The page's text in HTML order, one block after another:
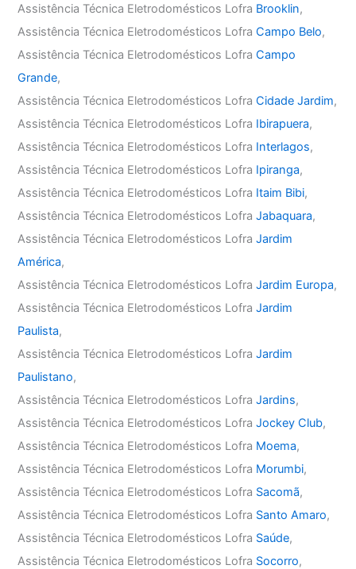
Assistência Técnica Eletrodomésticos Lofra Brooklin,
Assistência Técnica Eletrodomésticos LofraCampo Belo,
Assistência Técnica Eletrodomésticos LofraCampo
Grande,
Assistência Técnica Eletrodomésticos LofraCidade Jardim,
Assistência Técnica Eletrodomésticos Lofra Ibirapuera,
Assistência Técnica Eletrodomésticos Lofra Interlagos,
Assistência Técnica Eletrodomésticos Lofra Ipiranga,
Assistência Técnica Eletrodomésticos Lofra Itaim Bibi,
Assistência Técnica Eletrodomésticos LofraJabaquara,
Assistência Técnica Eletrodomésticos LofraJardim
América,
Assistência Técnica Eletrodomésticos LofraJardim Europa,
Assistência Técnica Eletrodomésticos LofraJardim
Paulista,
Assistência Técnica Eletrodomésticos LofraJardim
Paulistano,
Assistência Técnica Eletrodomésticos LofraJardins,
Assistência Técnica Eletrodomésticos LofraJockey Club,
Assistência Técnica Eletrodomésticos Lofra Moema,
Assistência Técnica Eletrodomésticos Lofra Morumbi,
Assistência Técnica Eletrodomésticos Lofra Sacomã,
Assistência Técnica Eletrodomésticos Lofra Santo Amaro,
Assistência Técnica Eletrodomésticos Lofra Saúde,
Assistência Técnica Eletrodomésticos Lofra Socorro,